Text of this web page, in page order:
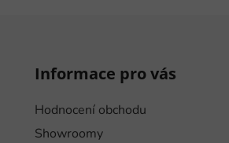
Informace pro vás
Hodnocení obchodu
Showroomy